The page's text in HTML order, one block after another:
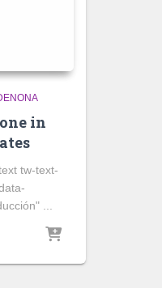
in
tw-text-
...